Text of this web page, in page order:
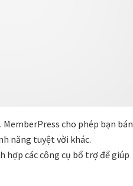
cho phép bạn bán
năng tuyệt vời khác.
hợp các công cụ bổ trợ để giúp